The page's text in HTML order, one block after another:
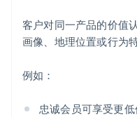
客户对同一产品的价值
画像、地理位置或行为
例如：
忠诚会员可享受更低